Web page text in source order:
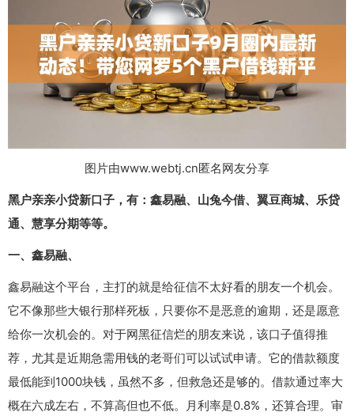
图片由www.webtj.cn匿名网友分享
黑户亲亲小贷新口子，有：鑫易融、山兔今借、翼豆商城、乐贷
通、慧享分期等等。
一、鑫易融、
鑫易融这个平台，主打的就是给征信不太好看的朋友一个机会。
它不像那些大银行那样死板，只要你不是恶意的逾期，还是愿意
给你一次机会的。对于网黑征信烂的朋友来说，该口子值得推
荐，尤其是近期急需用钱的老哥们可以试试申请。它的借款额度
最低能到1000块钱，虽然不多，但救急还是够的。借款通过率大
概在六成左右，不算高但也不低。月利率是0.8%，还算合理。审